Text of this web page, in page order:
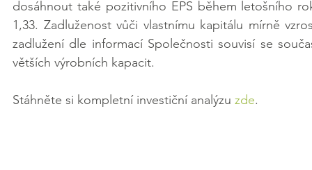
dosáhnout také pozitivního EPS během letošního
1,33. Zadluženost vůči vlastnímu kapitálu mírně
zadlužení dle informací Společnosti souvisí se
větších výrobních kapacit.
Stáhněte si kompletní investiční analýzu zde.